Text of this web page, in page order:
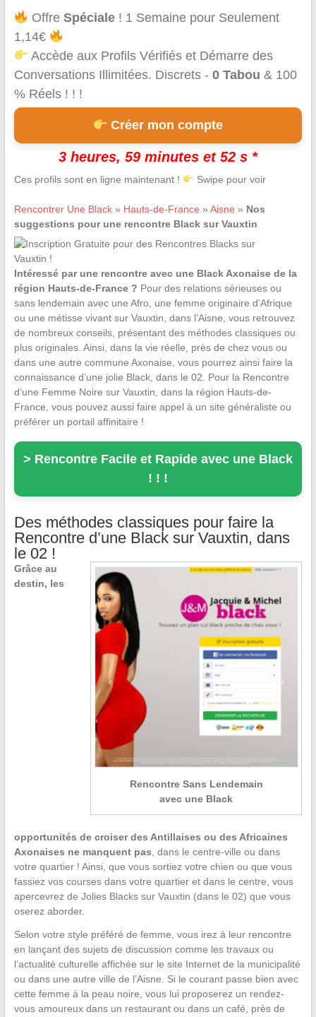
OffreSpéciale ! 1 Semaine pour Seulement
1,14€
Accède aux Profils Vérifiés et Démarre des
Conversations Illimitées. Discrets - 0 Tabou & 100
% Réels ! ! !
Créer mon compte
3 heures, 59 minutes et 52 s *
Ces profils sont en ligne maintenant ! Swipe pour voir
Rencontrer Une Black» Hauts-de-France » Aisne » Nos
suggestions pour une rencontre Black sur Vauxtin
Intéressé par une rencontre avec une Black Axonaise de la
région Hauts-de-France ? Pour des relations sérieuses ou
sans lendemain avec une Afro, une femme originaire d’Afrique
ou une métisse vivant sur Vauxtin, dans l’Aisne, vous retrouvez
de nombreux conseils, présentant des méthodes classiques ou
plus originales. Ainsi, dans la vie réelle, près de chez vous ou
dans une autre commune Axonaise, vous pourrez ainsi faire la
connaissance d’une jolie Black, dans le 02. Pour la Rencontre
d’une Femme Noire sur Vauxtin, dans la région Hauts-de-
France, vous pouvez aussi faire appel à un site généraliste ou
préférer un portail affinitaire !
> Rencontre Facile et Rapide avec une Black
! ! !
Des méthodes classiques pour faire la
Rencontre d’une Black sur Vauxtin, dans
le 02 !
Rencontre Sans Lendemain
avec une Black
Grâce au
destin, les
opportunités de croiser des Antillaises ou des Africaines
Axonaises ne manquent pas , dans le centre-ville ou dans
votre quartier ! Ainsi, que vous sortiez votre chien ou que vous
fassiez vos courses dans votre quartier et dans le centre, vous
apercevrez de Jolies Blacks sur Vauxtin (dans le 02) que vous
oserez aborder.
Selon votre style préféré de femme, vous irez à leur rencontre
en lançant des sujets de discussion comme les travaux ou
l’actualité culturelle affichée sur le site Internet de la municipalité
ou dans une autre ville de l’Aisne. Si le courant passe bien avec
cette femme à la peau noire, vous lui proposerez un rendez-
vous amoureux dans un restaurant ou dans un café, près de